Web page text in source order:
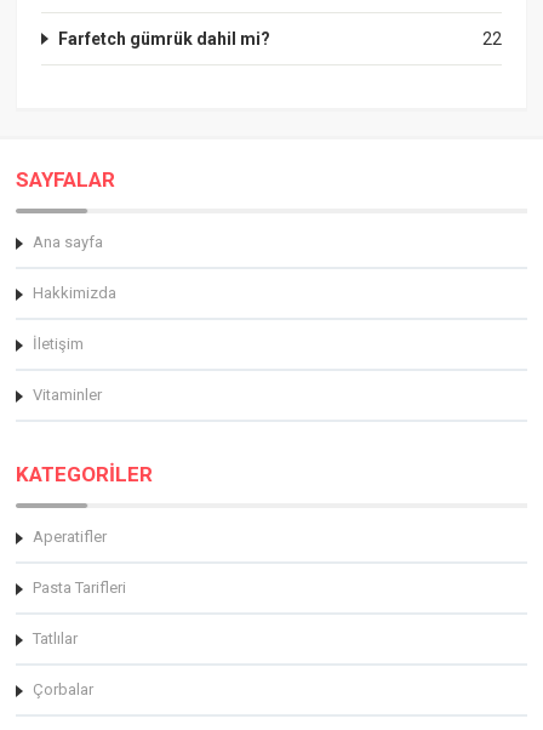
22
Farfetch gümrük dahil mi?
SAYFALAR
Ana sayfa
Hakkimizda
İletişim
Vitaminler
KATEGORİLER
Aperatifler
Pasta Tarifleri
Tatlılar
Çorbalar